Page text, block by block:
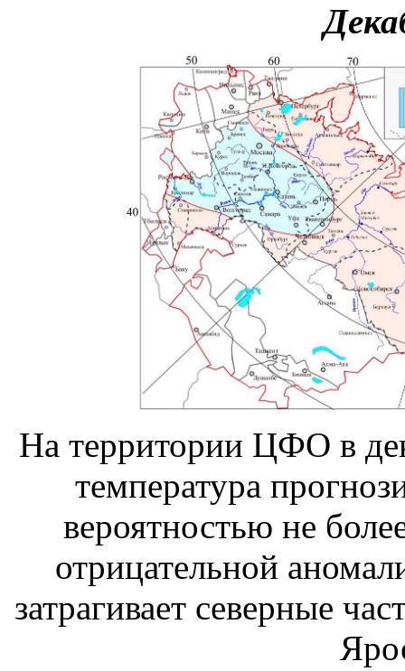
На территории ЦФО в
температура
вероятностью не
отрицательной
затрагивает северные